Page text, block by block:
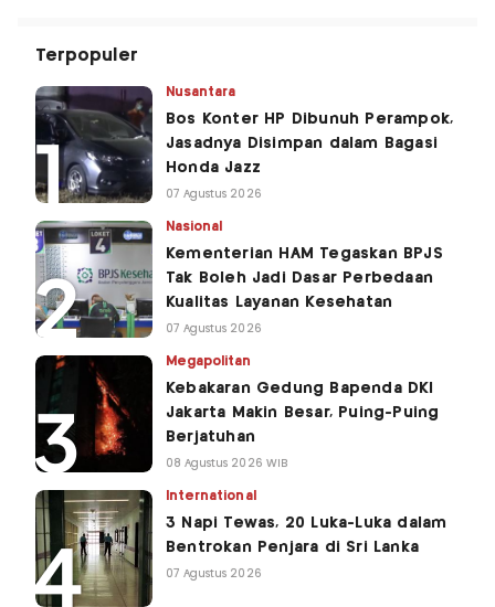
Terpopuler
Nusantara
Bos Konter HP Dibunuh Perampok,
Jasadnya Disimpan dalam Bagasi
Honda Jazz
07 Agustus 2026
Nasional
Kementerian HAM Tegaskan BPJS
Tak Boleh Jadi Dasar Perbedaan
Kualitas Layanan Kesehatan
07 Agustus 2026
Megapolitan
Kebakaran Gedung Bapenda DKI
Jakarta Makin Besar, Puing-Puing
Berjatuhan
08 Agustus 2026 WIB
International
3 Napi Tewas, 20 Luka-Luka dalam
Bentrokan Penjara di Sri Lanka
07 Agustus 2026